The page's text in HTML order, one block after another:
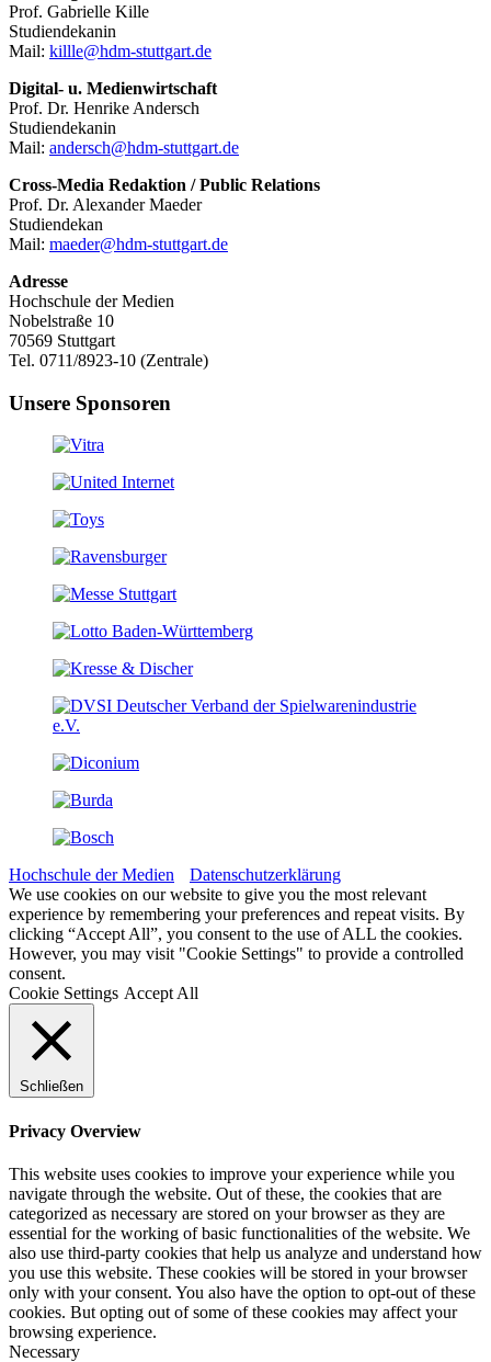
Prof. Gabrielle Kille
Studiendekanin
Mail: killle@hdm-stuttgart.de
Digital- u. Medienwirtschaft
Prof. Dr. Henrike Andersch
Studiendekanin
Mail: andersch@hdm-stuttgart.de
Cross-Media Redaktion / Public Relations
Prof. Dr. Alexander Maeder
Studiendekan
Mail: maeder@hdm-stuttgart.de
Adresse
Hochschule der Medien
Nobelstraße 10
70569 Stuttgart
Tel. 0711/8923-10 (Zentrale)
Unsere Sponsoren
Hochschule der Medien
Datenschutzerklärung
We use cookies on our website to give you the most relevant
experience by remembering your preferences and repeat visits. By
clicking “Accept All”, you consent to the use of ALL the cookies.
However, you may visit "Cookie Settings" to provide a controlled
consent.
Cookie Settings Accept All
Schließen
Privacy Overview
This website uses cookies to improve your experience while you
navigate through the website. Out of these, the cookies that are
categorized as necessary are stored on your browser as they are
essential for the working of basic functionalities of the website. We
also use third-party cookies that help us analyze and understand how
you use this website. These cookies will be stored in your browser
only with your consent. You also have the option to opt-out of these
cookies. But opting out of some of these cookies may affect your
browsing experience.
Necessary